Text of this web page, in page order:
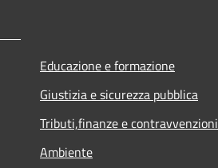
Educazione e formazione
Giustizia e sicurezza pubblica
Tributi,finanze e contravvenzioni
Ambiente